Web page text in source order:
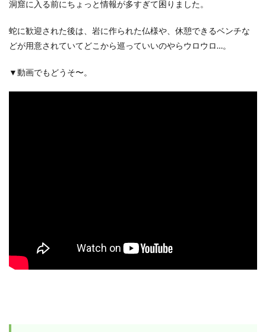
洞窟に入る前にちょっと情報が多すぎて困りました。
蛇に歓迎された後は、岩に作られた仏様や、休憩できるベンチな
どが用意されていてどこから巡っていいのやらウロウロ…。
▼動画でもどうそ〜。